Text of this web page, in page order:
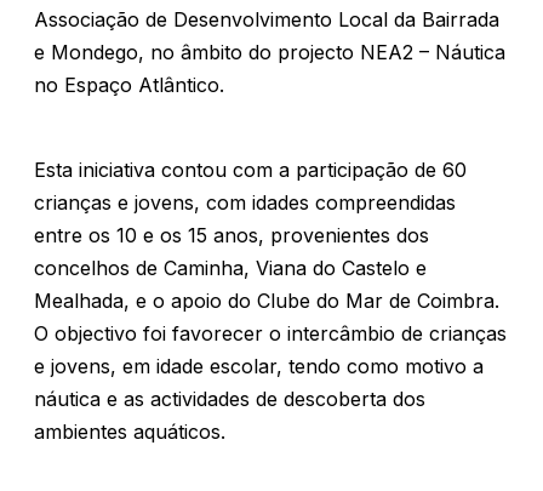
Associação de Desenvolvimento Local da Bairrada
e Mondego, no âmbito do projecto NEA2 – Náutica
no Espaço Atlântico.
Esta iniciativa contou com a participação de 60
crianças e jovens, com idades compreendidas
entre os 10 e os 15 anos, provenientes dos
concelhos de Caminha, Viana do Castelo e
Mealhada, e o apoio do Clube do Mar de Coimbra.
O objectivo foi favorecer o intercâmbio de crianças
e jovens, em idade escolar, tendo como motivo a
náutica e as actividades de descoberta dos
ambientes aquáticos.